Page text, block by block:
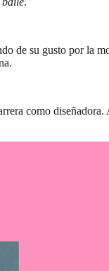
de su gusto por la
como